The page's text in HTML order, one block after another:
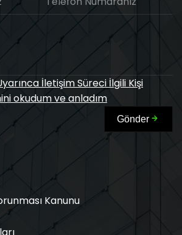
İletişim Süreci İlgili Kişi
okudum ve anladım
Gönder
Kanunu